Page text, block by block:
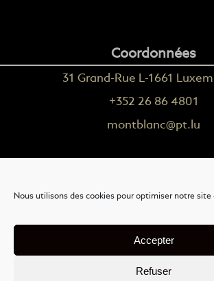
Nous utilisons des cookies pour optimiser notre site
Accepter
Refuser
Coordonnées
31 Grand-Rue L-1661
+352 26 86 4801
montblanc@pt.lu
Mention légales